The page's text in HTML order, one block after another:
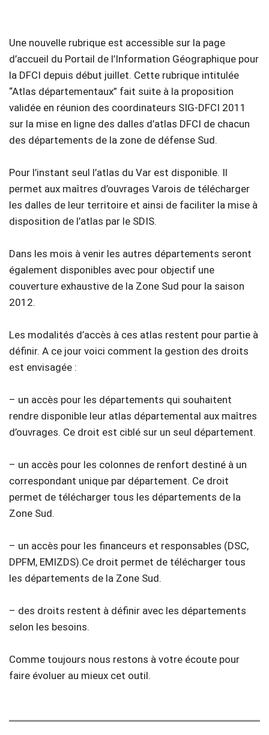
Une nouvelle rubrique est accessible sur la page
d’accueil du Portail de l’Information Géographique pour
la DFCI depuis début juillet. Cette rubrique intitulée
“Atlas départementaux” fait suite à la proposition
validée en réunion des coordinateurs SIG-DFCI 2011
sur la mise en ligne des dalles d’atlas DFCI de chacun
des départements de la zone de défense Sud.
Pour l’instant seul l’atlas du Var est disponible. Il
permet aux maîtres d’ouvrages Varois de télécharger
les dalles de leur territoire et ainsi de faciliter la mise à
disposition de l’atlas par le SDIS.
Dans les mois à venir les autres départements seront
également disponibles avec pour objectif une
couverture exhaustive de la Zone Sud pour la saison
2012.
Les modalités d’accès à ces atlas restent pour partie à
définir. A ce jour voici comment la gestion des droits
est envisagée :
– un accès pour les départements qui souhaitent
rendre disponible leur atlas départemental aux maîtres
d’ouvrages. Ce droit est ciblé sur un seul département.
– un accès pour les colonnes de renfort destiné à un
correspondant unique par département. Ce droit
permet de télécharger tous les départements de la
Zone Sud.
– un accès pour les financeurs et responsables (DSC,
DPFM, EMIZDS).Ce droit permet de télécharger tous
les départements de la Zone Sud.
– des droits restent à définir avec les départements
selon les besoins.
Comme toujours nous restons à votre écoute pour
faire évoluer au mieux cet outil.